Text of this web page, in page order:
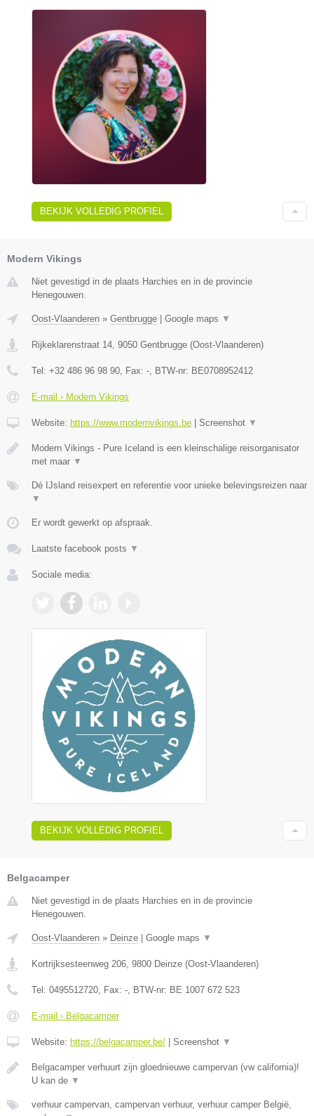
BEKIJK VOLLEDIG PROFIEL
Modern Vikings
Niet gevestigd in de plaats Harchies en in de provincie
Henegouwen.
Oost-Vlaanderen » Gentbrugge Google maps ▼
Rijkeklarenstraat 14, 9050 Gentbrugge (Oost-Vlaanderen)
Tel: +32 486 96 98 90, Fax: -, BTW-nr: BE0708952412
E-mail › Modern Vikings
Website: https://www.modernvikings.be Screenshot ▼
Modern Vikings - Pure Iceland is een kleinschalige reisorganisator
met maar ▼
Dé IJsland reisexpert en referentie voor unieke belevingsreizen naar
▼
Er wordt gewerkt op afspraak.
Laatste facebook posts ▼
Sociale media:
BEKIJK VOLLEDIG PROFIEL
Belgacamper
Niet gevestigd in de plaats Harchies en in de provincie
Henegouwen.
Oost-Vlaanderen » Deinze Google maps ▼
Kortrijksesteenweg 206, 9800 Deinze (Oost-Vlaanderen)
Tel: 0495512720, Fax: -, BTW-nr: BE 1007 672 523
E-mail › Belgacamper
Website: https://belgacamper.be/ Screenshot ▼
Belgacamper verhuurt zijn gloednieuwe campervan (vw california)!
U kan de ▼
verhuur campervan, campervan verhuur, verhuur camper België,